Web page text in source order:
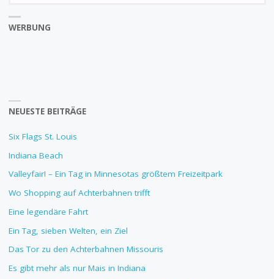
WERBUNG
NEUESTE BEITRÄGE
Six Flags St. Louis
Indiana Beach
Valleyfair! – Ein Tag in Minnesotas größtem Freizeitpark
Wo Shopping auf Achterbahnen trifft
Eine legendäre Fahrt
Ein Tag, sieben Welten, ein Ziel
Das Tor zu den Achterbahnen Missouris
Es gibt mehr als nur Mais in Indiana